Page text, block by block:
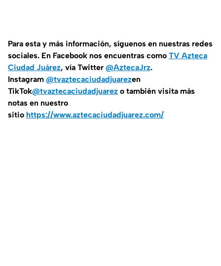
Para esta y más información, síguenos en nuestras redes
sociales. En Facebook nos encuentras como TV Azteca
Ciudad Juárez, vía Twitter @AztecaJrz.
Instagram @tvaztecaciudadjuarezen
TikTok@tvaztecaciudadjuarez o también visita más
notas en nuestro
sitio https://www.aztecaciudadjuarez.com/